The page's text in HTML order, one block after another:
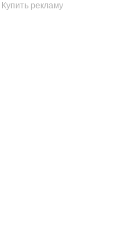
Купить рекламу